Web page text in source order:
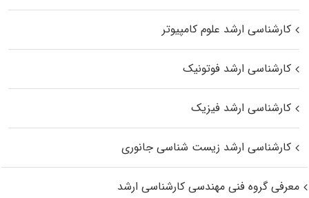
کارشناسی ارشد علوم کامپیوتر
کارشناسی ارشد فوتونیک
کارشناسی ارشد فیزیک
کارشناسی ارشد زیست‌ شناسی جانوری
معرفی گروه فنی مهندسی کارشناسی ارشد